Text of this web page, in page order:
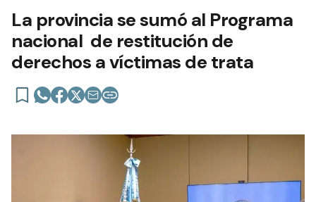
La provincia se sumó al Programa
nacional de restitución de
derechos a víctimas de trata